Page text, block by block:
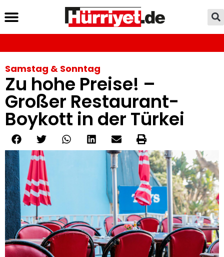
Samstag & Sonntag
Zu hohe Preise! –
Großer Restaurant-
Boykott in der Türkei